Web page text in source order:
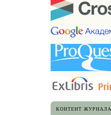
КОНТЕНТ ЖУРНАЛА